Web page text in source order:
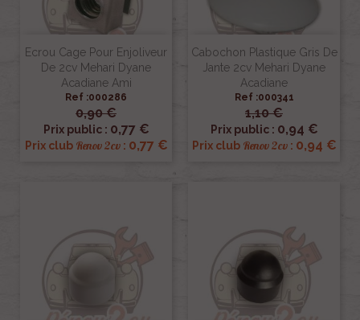
Ecrou Cage Pour Enjoliveur
De 2cv Mehari Dyane
Acadiane Ami
Ref :000286
0,90 €
Prix public : 0,77 €
Prix club Renov 2cv: 0,77 €
Cabochon Plastique Gris De
Jante 2cv Mehari Dyane
Acadiane
Ref :000341
1,10 €
Prix public : 0,94 €
Prix club Renov 2cv: 0,94 €